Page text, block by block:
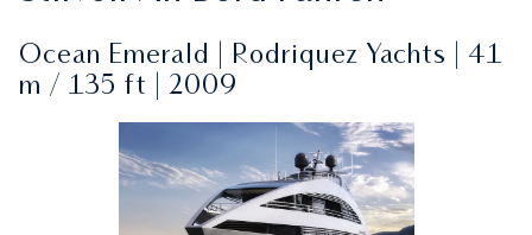
Ocean Emerald | Rodriquez Yachts | 41
m / 135 ft | 2009